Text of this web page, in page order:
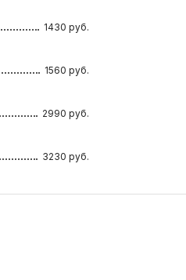
1430 руб.
1560 руб.
2990 руб.
3230 руб.